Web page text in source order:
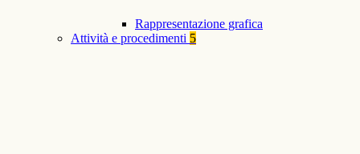
Rappresentazione grafica
Attività e procedimenti 5